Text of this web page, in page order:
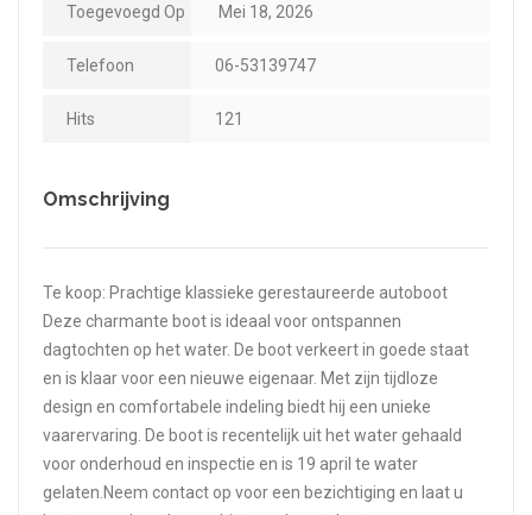
Toegevoegd Op Mei 18, 2026
Telefoon 06-53139747
Hits 121
Omschrijving
Te koop: Prachtige klassieke gerestaureerde autoboot
Deze charmante boot is ideaal voor ontspannen
dagtochten op het water. De boot verkeert in goede staat
en is klaar voor een nieuwe eigenaar. Met zijn tijdloze
design en comfortabele indeling biedt hij een unieke
vaarervaring. De boot is recentelijk uit het water gehaald
voor onderhoud en inspectie en is 19 april te water
gelaten.Neem contact op voor een bezichtiging en laat u